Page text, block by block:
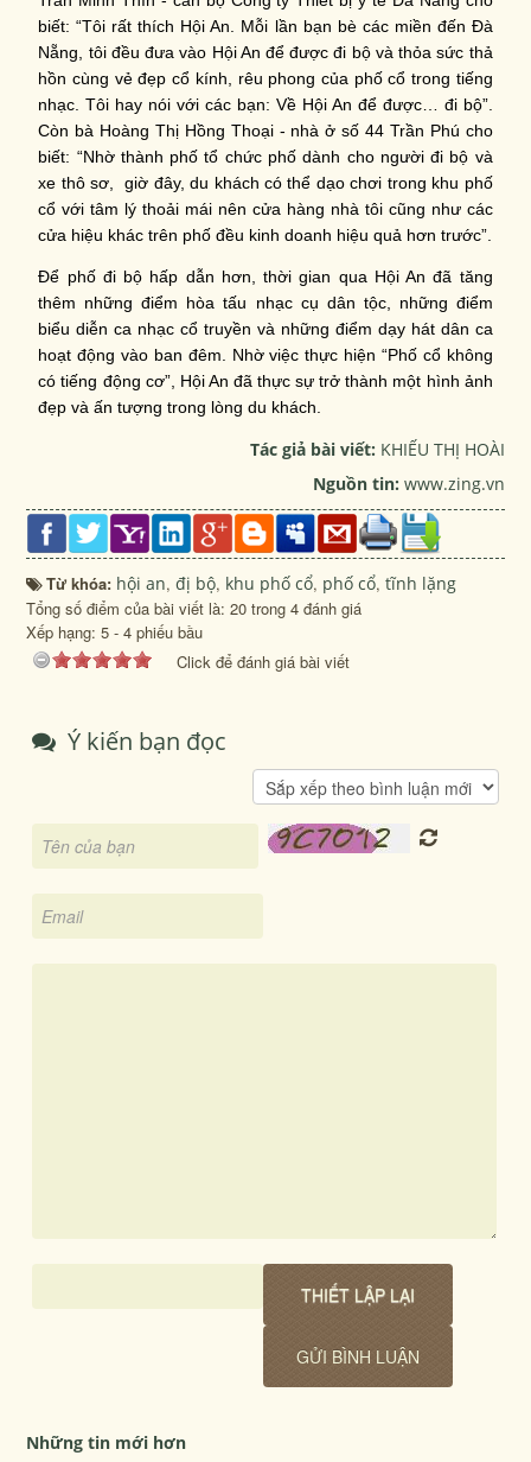
biết: “Tôi rất thích Hội An. Mỗi lần bạn bè các miền đến Đà
Nẵng, tôi đều đưa vào Hội An để được đi bộ và thỏa sức thả
hồn cùng vẻ đẹp cổ kính, rêu phong của phố cổ trong tiếng
nhạc. Tôi hay nói với các bạn: Về Hội An để được… đi bộ”.
Còn bà Hoàng Thị Hồng Thoại - nhà ở số 44 Trần Phú cho
biết: “Nhờ thành phố tổ chức phố dành cho người đi bộ và
xe thô sơ, giờ đây, du khách có thể dạo chơi trong khu phố
cổ với tâm lý thoải mái nên cửa hàng nhà tôi cũng như các
cửa hiệu khác trên phố đều kinh doanh hiệu quả hơn trước”.
Để phố đi bộ hấp dẫn hơn, thời gian qua Hội An đã tăng
thêm những điểm hòa tấu nhạc cụ dân tộc, những điểm
biểu diễn ca nhạc cổ truyền và những điểm dạy hát dân ca
hoạt động vào ban đêm. Nhờ việc thực hiện “Phố cổ không
có tiếng động cơ”, Hội An đã thực sự trở thành một hình ảnh
đẹp và ấn tượng trong lòng du khách.
Tác giả bài viết: KHIẾU THỊ HOÀI
Nguồn tin: www.zing.vn
Từ khóa: hội an,đị bộ, khu phố cổ, phố cổ,tĩnh lặng
Tổng số điểm của bài viết là: 20 trong 4 đánh giá
Xếp hạng:5 -4 phiếu bầu
Click để đánh giá bài viết
Ý kiến bạn đọc
Những tin mới hơn